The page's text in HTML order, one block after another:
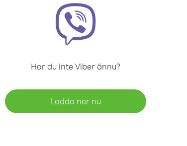
Har du inte Viber ännu?
Ladda ner nu